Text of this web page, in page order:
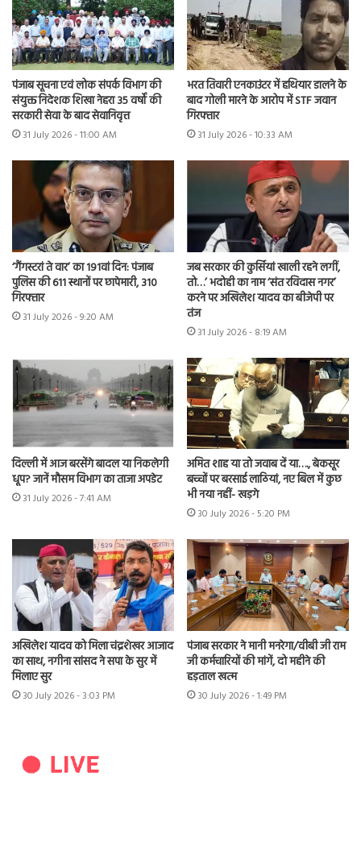
पंजाब सूचना एवं लोक संपर्क विभाग की
संयुक्त निदेशक शिखा नेहरा 35 वर्षों की
सरकारी सेवा के बाद सेवानिवृत्त
31 July 2026 - 11:00 AM
भरत तिवारी एनकाउंटर में हथियार डालने के
बाद गोली मारने के आरोप में STF जवान
गिरफ्तार
31 July 2026 - 10:33 AM
‘गैंगस्टरां ते वार’ का 191वां दिन: पंजाब
पुलिस की 611 स्थानों पर छापेमारी, 310
गिरफ्तार
31 July 2026 - 9:20 AM
जब सरकार की कुर्सियां खाली रहने लगीं,
तो…’ भदोही का नाम ‘संत रविदास नगर’
करने पर अखिलेश यादव का बीजेपी पर
तंज
31 July 2026 - 8:19 AM
दिल्ली में आज बरसेंगे बादल या निकलेगी
धूप? जानें मौसम विभाग का ताजा अपडेट
31 July 2026 - 7:41 AM
अमित शाह या तो जवाब दें या…., बेकसूर
बच्चों पर बरसाई लाठियां, नए बिल में कुछ
भी नया नहीं- खड़गे
30 July 2026 - 5:20 PM
अखिलेश यादव को मिला चंद्रशेखर आजाद
का साथ, नगीना सांसद ने सपा के सुर में
मिलाए सुर
30 July 2026 - 3:03 PM
पंजाब सरकार ने मानी मनरेगा/वीबी जी राम
जी कर्मचारियों की मांगें, दो महीने की
हड़ताल खत्म
30 July 2026 - 1:49 PM